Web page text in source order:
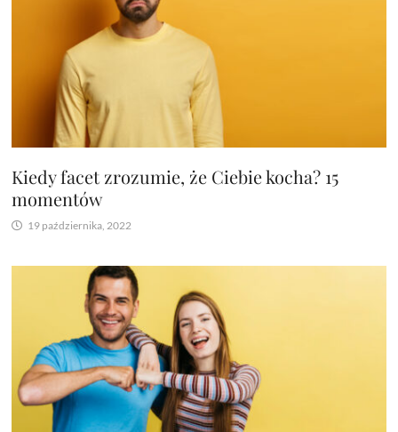
Kiedy facet zrozumie, że Ciebie kocha? 15
momentów
19 października, 2022